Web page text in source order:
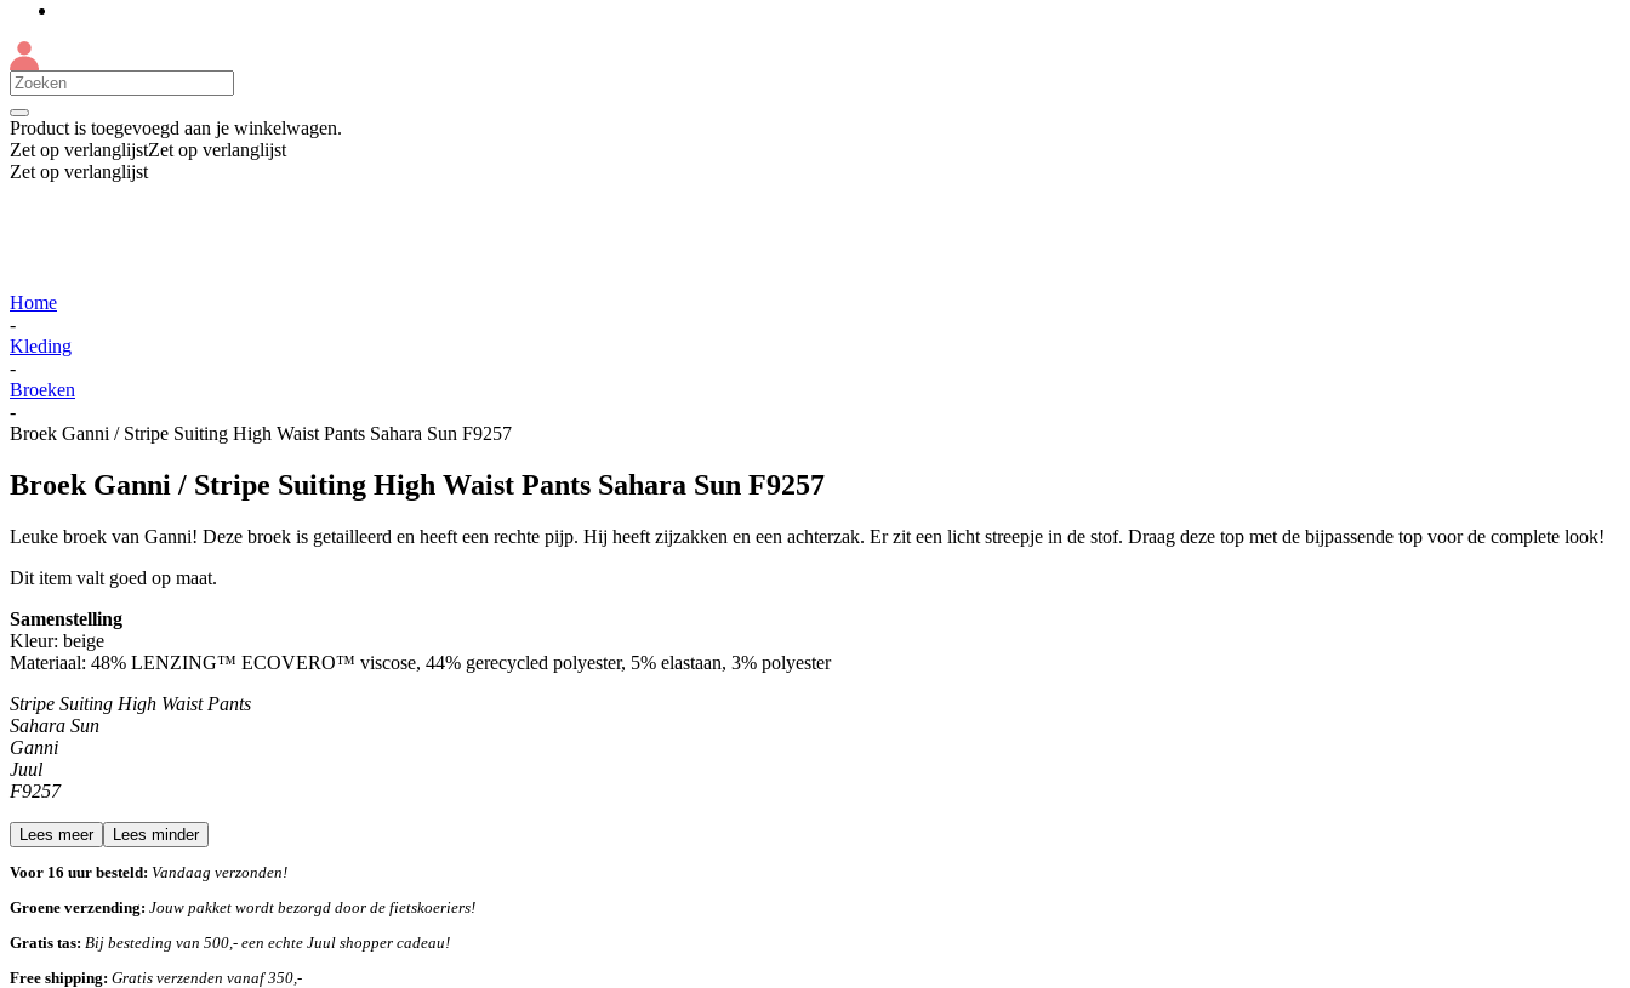
Product is toegevoegd aan je winkelwagen.
Zet op verlanglijstZet op verlanglijst
Zet op verlanglijst
Home
-
Kleding
-
Broeken
-
Broek Ganni / Stripe Suiting High Waist Pants Sahara Sun F9257
Broek Ganni / Stripe Suiting High Waist Pants Sahara Sun F9257
Leuke broek van Ganni! Deze broek is getailleerd en heeft een rechte pijp. Hij heeft zijzakken en een achterzak. Er zit een licht streepje in de stof. Draag deze top met de bijpassende top voor de complete look!
Dit item valt goed op maat.
Samenstelling
Kleur: beige
Materiaal: 48% LENZING™ ECOVERO™ viscose, 44% gerecycled polyester, 5% elastaan, 3% polyester
Stripe Suiting High Waist Pants
Sahara Sun
Ganni
Juul
F9257
Lees meer Lees minder
Voor 16 uur besteld: Vandaag verzonden!
Groene verzending: Jouw pakket wordt bezorgd door de fietskoeriers!
Gratis tas: Bij besteding van 500,- een echte Juul shopper cadeau!
Free shipping: Gratis verzenden vanaf 350,-